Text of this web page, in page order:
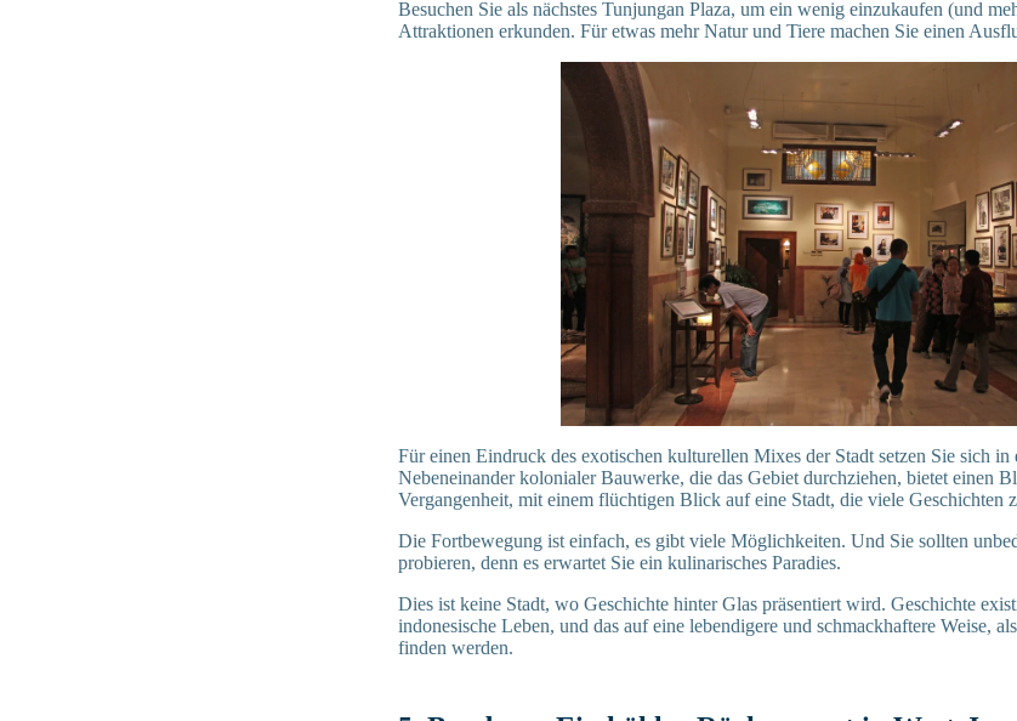
Besuchen Sie als nächstes Tunjungan Plaza, um ein wenig einzukaufen (und
Attraktionen erkunden. Für etwas mehr Natur und Tiere machen Sie einen
Für einen Eindruck des exotischen kulturellen Mixes der Stadt setzen Sie sich in
Nebeneinander kolonialer Bauwerke, die das Gebiet durchziehen, bietet einen
Vergangenheit, mit einem flüchtigen Blick auf eine Stadt, die viele Geschichten
Die Fortbewegung ist einfach, es gibt viele Möglichkeiten. Und Sie sollten
probieren, denn es erwartet Sie ein kulinarisches Paradies.
Dies ist keine Stadt, wo Geschichte hinter Glas präsentiert wird. Geschichte
indonesische Leben, und das auf eine lebendigere und schmackhaftere Weise,
finden werden.